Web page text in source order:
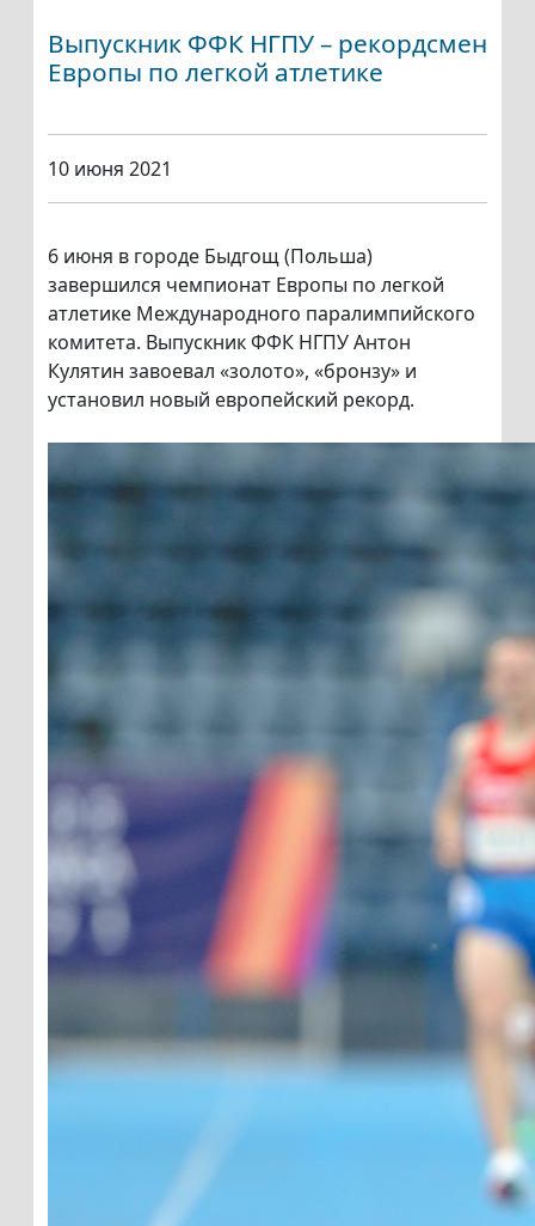
Выпускник ФФК НГПУ – рекордсмен
Европы по легкой атлетике
10 июня 2021
6 июня в городе Быдгощ (Польша)
завершился чемпионат Европы по легкой
атлетике Международного паралимпийского
комитета. Выпускник ФФК НГПУ Антон
Кулятин завоевал «золото», «бронзу» и
установил новый европейский рекорд.